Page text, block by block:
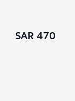
470 SAR